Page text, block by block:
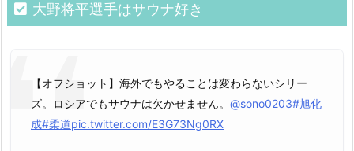
大野将平選手はサウナ好き
【オフショット】海外でもやることは変わらないシリー
ズ。ロシアでもサウナは欠かせません。 @sono0203#旭化
成#柔道pic.twitter.com/E3G73Ng0RX